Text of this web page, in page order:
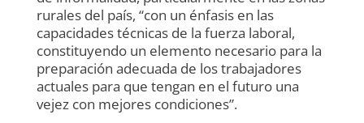
rurales del país, “con un énfasis en las
capacidades técnicas de la fuerza laboral,
constituyendo un elemento necesario para la
preparación adecuada de los trabajadores
actuales para que tengan en el futuro una
vejez con mejores condiciones”.